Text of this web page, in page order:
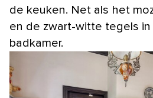
de keuken. Net als het
en de zwart-witte tegels
badkamer.